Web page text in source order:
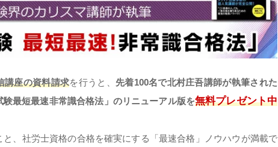
講座の資料請求を行うと、 先着100名で北村庄吾講師が執筆された
最短最速非常識合格法」のリニューアル版を無料プレゼント中
、社労士資格の合格を確実にする「最速合格」ノウハウが満載で